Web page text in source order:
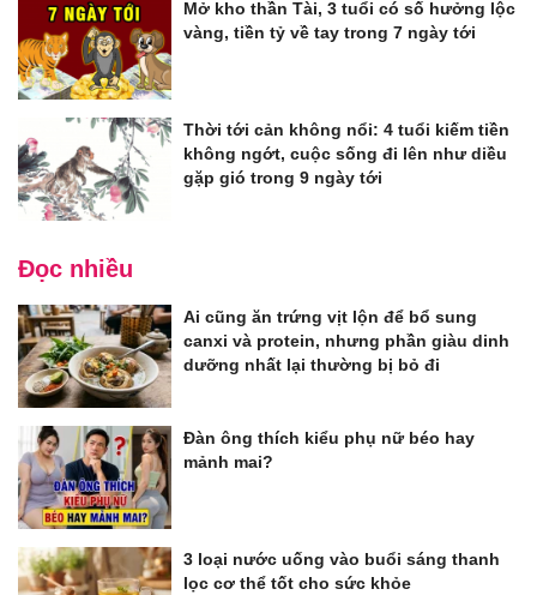
Mở kho thần Tài, 3 tuổi có số hưởng lộc
vàng, tiền tỷ về tay trong 7 ngày tới
Thời tới cản không nổi: 4 tuổi kiếm tiền
không ngớt, cuộc sống đi lên như diều
gặp gió trong 9 ngày tới
Đọc nhiều
Ai cũng ăn trứng vịt lộn để bổ sung
canxi và protein, nhưng phần giàu dinh
dưỡng nhất lại thường bị bỏ đi
Đàn ông thích kiểu phụ nữ béo hay
mảnh mai?
3 loại nước uống vào buổi sáng thanh
lọc cơ thể tốt cho sức khỏe